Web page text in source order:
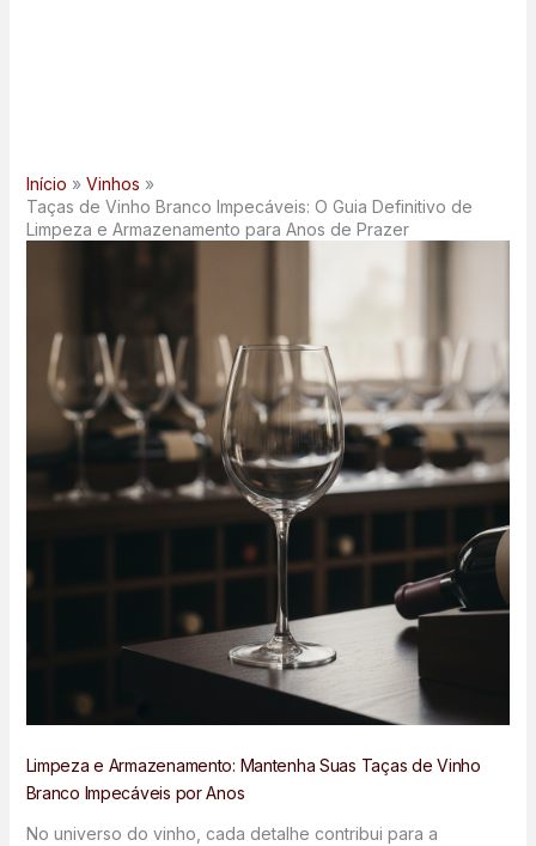
Início
Vinhos
Taças de Vinho Branco Impecáveis: O Guia Definitivo de
Limpeza e Armazenamento para Anos de Prazer
Limpeza e Armazenamento: Mantenha Suas Taças de Vinho
Branco Impecáveis por Anos
No universo do vinho, cada detalhe contribui para a